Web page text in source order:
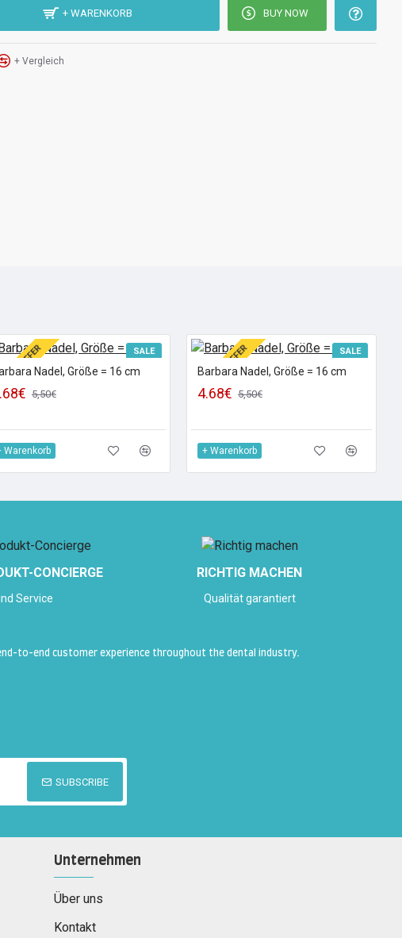
+ WARENKORB BUY NOW
+ Vergleich
OFFER SALE
Nadel, Größe = 16 cm
5,50€
Warenkorb
SPECIAL OFFER SALE
Barbara Nadel, Größe = 16 cm
4.68€ 5,50€
+ Warenkorb
CONCIERGE
Service
RICHTIG MACHEN
Qualität garantiert
to-end customer experience throughout the dental industry.
SUBSCRIBE
Unternehmen
Über uns
Kontakt